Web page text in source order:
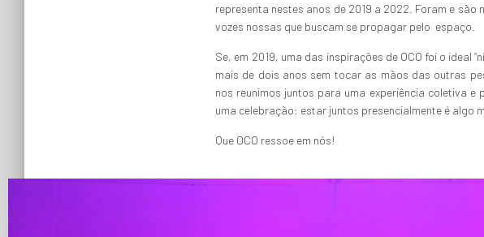
representa nestes anos de 2019 a 2022. Foram e são
vozes nossas que buscam se propagar pelo espaço.
Se, em 2019, uma das inspirações de OCO foi o ideal
mais de dois anos sem tocar as mãos das outras
nos reunimos juntos para uma experiência coletiva
uma celebração: estar juntos presencialmente é algo
Que OCO ressoe em nós!